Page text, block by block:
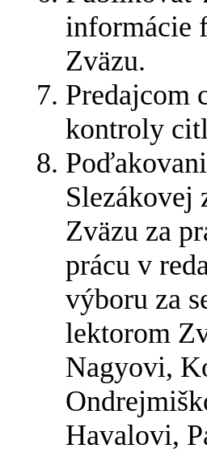
informácie
Zväzu.
Predajcom
kontroly
Slezákovej
Zväzu za
prácu v
výboru za
lektorom
Nagyovi,
Havalovi,